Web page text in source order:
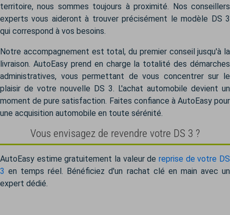
territoire, nous sommes toujours à proximité. Nos conseillers
experts vous aideront à trouver précisément le modèle DS 3
qui correspond à vos besoins.
Notre accompagnement est total, du premier conseil jusqu'à la
livraison. AutoEasy prend en charge la totalité des démarches
administratives, vous permettant de vous concentrer sur le
plaisir de votre nouvelle DS 3. L'achat automobile devient un
moment de pure satisfaction. Faites confiance à AutoEasy pour
une acquisition automobile en toute sérénité.
Vous envisagez de revendre votre DS 3 ?
AutoEasy estime gratuitement la valeur de reprise de votre DS
3 en temps réel. Bénéficiez d'un rachat clé en main avec un
expert dédié.